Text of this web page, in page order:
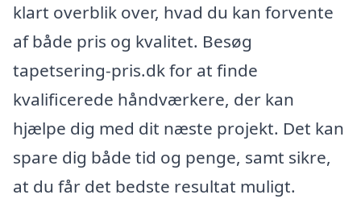
klart overblik over, hvad du kan forvente
af både pris og kvalitet. Besøg
tapetsering-pris.dk for at finde
kvalificerede håndværkere, der kan
hjælpe dig med dit næste projekt. Det kan
spare dig både tid og penge, samt sikre,
at du får det bedste resultat muligt.